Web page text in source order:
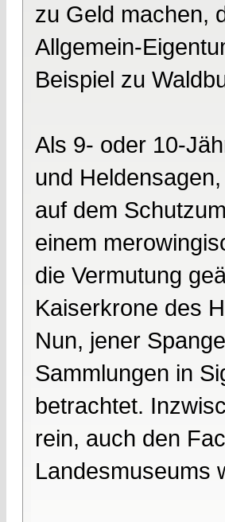
zu Geld machen,
Allgemein-
Beispiel zu
Als 9- oder 10-
und Heldensagen,
auf dem
einem
die Vermutung
Kaiserkrone des
Nun, jener
Sammlungen in
betrachtet.
rein, auch den
Landesmuseums